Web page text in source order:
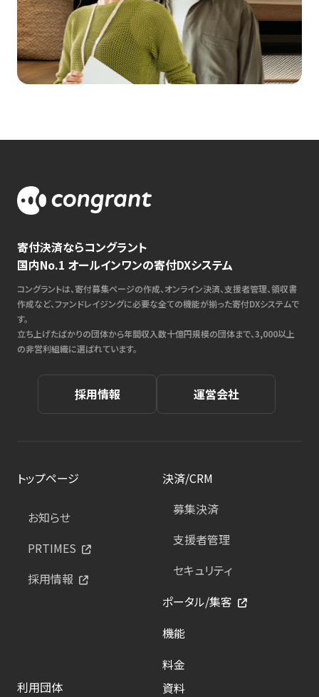
寄付決済ならコングラント
国内No.1 オールインワンの寄付DXシステム
コングラントは、寄付募集ページの作成、オンライン決済、支援者管理、領収書
作成など、ファンドレイジングに必要な全ての機能が揃った寄付DXシステムで
す。
立ち上げたばかりの団体から年間収入数十億円規模の団体まで、3,000以上
の非営利組織に選ばれています。
採用情報 運営会社
トップページ
お知らせ
PRTIMES
採用情報
決済/CRM
募集決済
支援者管理
セキュリティ
ポータル/集客
機能
料金
利用団体
資料